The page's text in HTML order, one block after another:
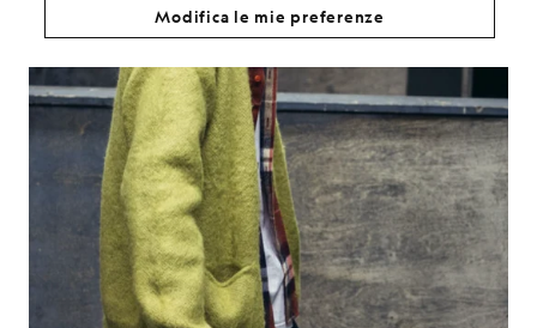
Modifica le mie preferenze